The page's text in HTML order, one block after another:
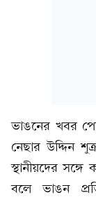
ভাঙনের খবর
নেছার উদ্দিন
স্থানীয়দের
বলে ভাঙন